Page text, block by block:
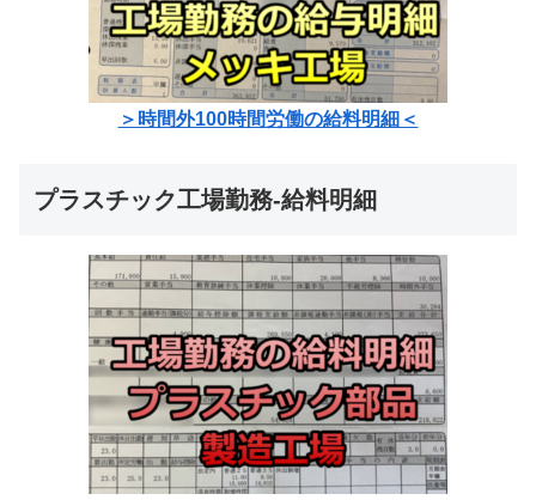
＞時間外100時間労働の給料明細＜
プラスチック工場勤務-給料明細